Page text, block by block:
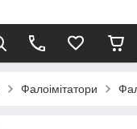
Фалоімітатори